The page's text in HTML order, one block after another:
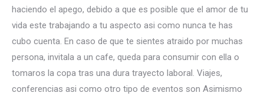
haciendo el apego, debido a que es posible que el amor de tu
vida este trabajando a tu aspecto asi­ como nunca te has
cubo cuenta. En caso de que te sientes atraido por muchas
persona, invitala a un cafe, queda para consumir con ella o
tomaros la copa tras una dura trayecto laboral. Viajes,
conferencias asi­ como otro tipo de eventos son Asimismo